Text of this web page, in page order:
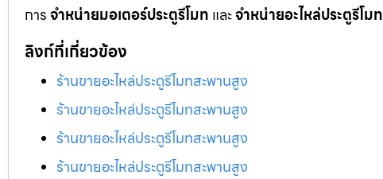
การจำหน่ายมอเตอร์ประตูรีโมท และจำหน่ายอะไหล่ประตูรีโมท
ลิงก์ที่เกี่ยวข้อง
ร้านขายอะไหล่ประตูรีโมทสะพานสูง
ร้านขายอะไหล่ประตูรีโมทสะพานสูง
ร้านขายอะไหล่ประตูรีโมทสะพานสูง
ร้านขายอะไหล่ประตูรีโมทสะพานสูง